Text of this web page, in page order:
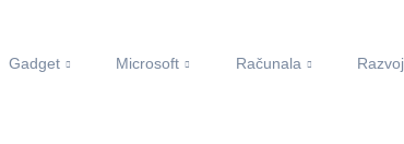
Gadget Microsoft Računala Razvoj